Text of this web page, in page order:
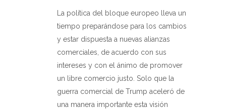
La política del bloque europeo lleva un
tiempo preparándose para los cambios
y estar dispuesta a nuevas alianzas
comerciales, de acuerdo con sus
intereses y con el ánimo de promover
un libre comercio justo. Solo que la
guerra comercial de Trump aceleró de
una manera importante esta visión